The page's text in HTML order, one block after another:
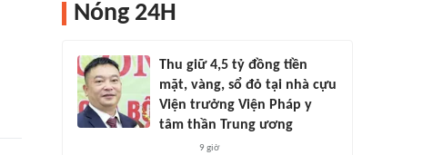
Nóng 24H
Thu giữ 4,5 tỷ đồng tiền
mặt, vàng, sổ đỏ tại nhà cựu
Viện trưởng Viện Pháp y
tâm thần Trung ương
9 giờ